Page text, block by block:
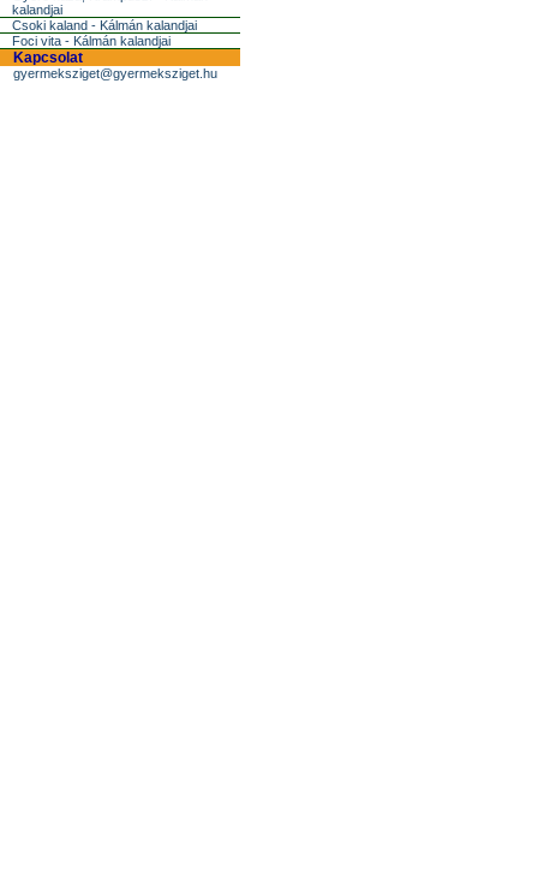
kalandjai
Csoki kaland - Kálmán kalandjai
Foci vita - Kálmán kalandjai
Kapcsolat
gyermeksziget@gyermeksziget.hu